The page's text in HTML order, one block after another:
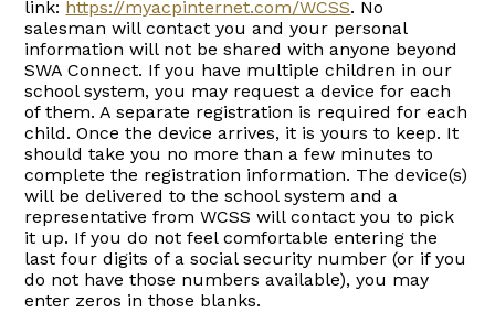
link: https://myacpinternet.com/WCSS. No
salesman will contact you and your personal
information will not be shared with anyone beyond
SWA Connect. If you have multiple children in our
school system, you may request a device for each
of them. A separate registration is required for each
child. Once the device arrives, it is yours to keep. It
should take you no more than a few minutes to
complete the registration information. The device(s)
will be delivered to the school system and a
representative from WCSS will contact you to pick
it up. If you do not feel comfortable entering the
last four digits of a social security number (or if you
do not have those numbers available), you may
enter zeros in those blanks.